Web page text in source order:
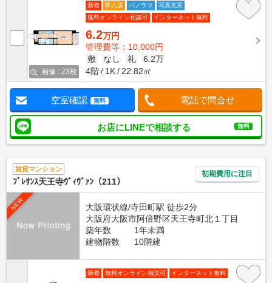
画像 : 23枚
新着 即入居 パノラマ
写真充実
無料オンライン相談可
インターネット無料
6.2万円
管理費等：10,000円
敷
なし 礼
6.2万
4階
1K 22.82㎡
空室確認 無料 電話で問合せ
お店にLINEで相談する 無料
賃貸マンション
ﾌﾟﾚｻﾝｽ天王寺ｳﾞｨｳﾞｧﾝ（211）
初期費用に注目
NEW
大阪環状線/寺田町駅 徒歩2分
大阪府大阪市阿倍野区天王寺町北１丁目
築年数
1年未満
建物階数
10階建
新着 無料オンライン相談可 インターネット無料